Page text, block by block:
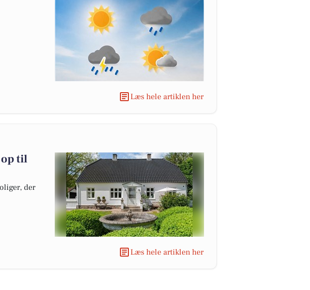
Læs hele artiklen her
til
der
Læs hele artiklen her